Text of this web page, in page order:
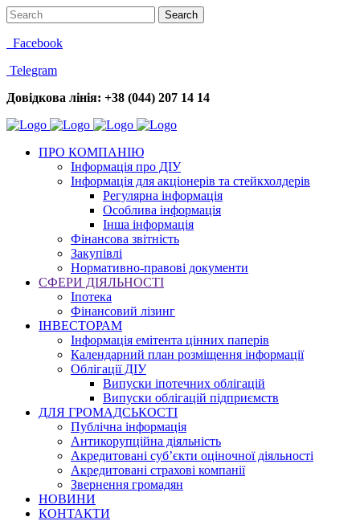
Facebook
Telegram
Довідкова лінія: +38 (044) 207 14 14
ПРО КОМПАНІЮ
Інформація про ДІУ
Інформація для акціонерів та стейкхолдерів
Регулярна інформація
Особлива інформація
Інша інформація
Фінансова звітність
Закупівлі
Нормативно-правові документи
СФЕРИ ДІЯЛЬНОСТІ
Іпотека
Фінансовий лізинг
ІНВЕСТОРАМ
Інформація емітента цінних паперів
Календарний план розміщення інформації
Облігації ДІУ
Випуски іпотечних облігацій
Випуски облігацій підприємств
ДЛЯ ГРОМАДСЬКОСТІ
Публічна інформація
Антикорупційна діяльність
Акредитовані суб’єкти оціночної діяльності
Акредитовані страхові компанії
Звернення громадян
НОВИНИ
КОНТАКТИ